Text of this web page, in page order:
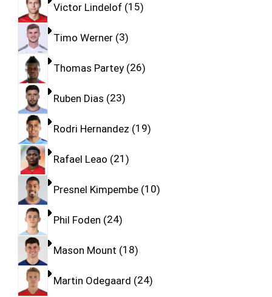
Victor Lindelof 15
Timo Werner 3
Thomas Partey 26
Ruben Dias 23
Rodri Hernandez 19
Rafael Leao 21
Presnel Kimpembe 10
Phil Foden 24
Mason Mount 18
Martin Odegaard 24